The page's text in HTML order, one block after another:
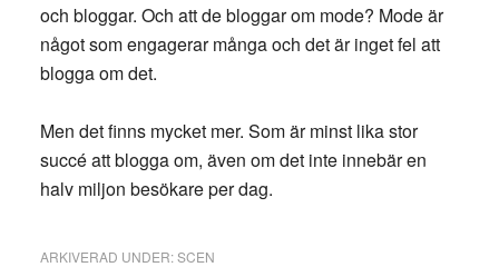
och bloggar. Och att de bloggar om mode? Mode är
något som engagerar många och det är inget fel att
blogga om det.
Men det finns mycket mer. Som är minst lika stor
succé att blogga om, även om det inte innebär en
halv miljon besökare per dag.
ARKIVERAD UNDER:SCEN